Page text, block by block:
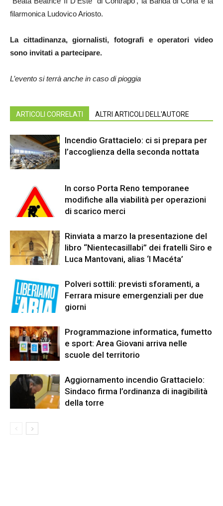
filarmonica Ludovico Ariosto.
La cittadinanza, giornalisti, fotografi e operatori video
sono invitati a partecipare.
L’evento si terrà anche in caso di pioggia
ARTICOLI CORRELATI ALTRI ARTICOLI DELL'AUTORE
Incendio Grattacielo: ci si prepara per
l’accoglienza della seconda nottata
In corso Porta Reno temporanee
modifiche alla viabilità per operazioni
di scarico merci
Rinviata a marzo la presentazione del
libro “Nientecasillabi” dei fratelli Siro e
Luca Mantovani, alias ‘I Macéta’
Polveri sottili: previsti sforamenti, a
Ferrara misure emergenziali per due
giorni
Programmazione informatica, fumetto
e sport: Area Giovani arriva nelle
scuole del territorio
Aggiornamento incendio Grattacielo:
Sindaco firma l’ordinanza di inagibilità
della torre